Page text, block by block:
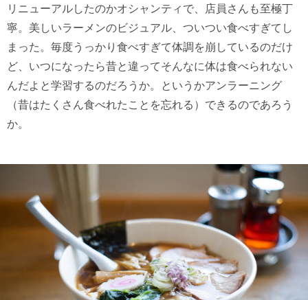
リニューアルしたのかオシャンティで、店員さんも至極丁
寧。美しいラーメンのビジュアル、ついつい食べすぎてし
まった。毎度うっかり食べすぎて体調を崩しているのだけ
ど、いつになったら昔と違ってそんなに体は食べられない
んだよと学習するのだろうか。というかアンラーニング
（昔はたくさん食べれたことを忘れる）できるのであろう
か。